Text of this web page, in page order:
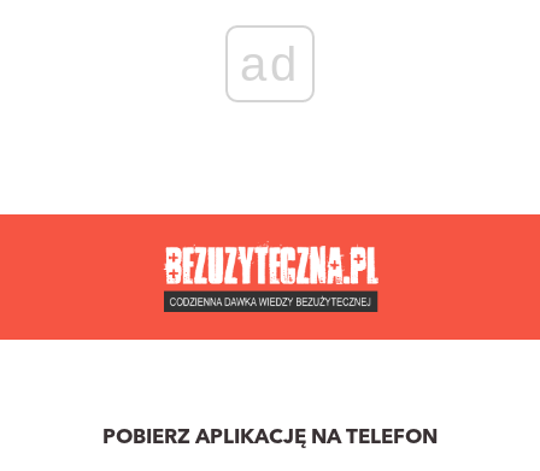
ad
POBIERZ APLIKACJĘ NA TELEFON